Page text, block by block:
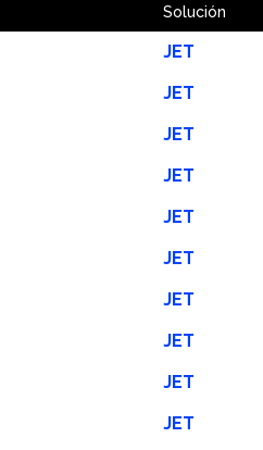
Solución
JET
JET
JET
JET
JET
JET
JET
JET
JET
JET